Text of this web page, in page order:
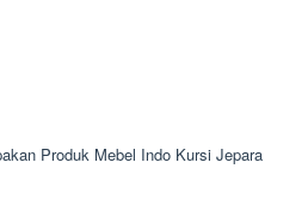
Produk Mebel Indo Kursi Jepara